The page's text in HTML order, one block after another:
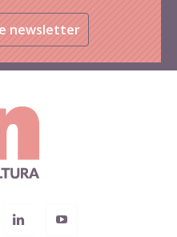
newsletter